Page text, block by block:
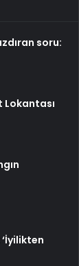
soru:
Lokantası